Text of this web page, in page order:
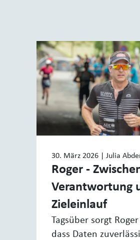
30. März 2026 | Julia
Roger -
Verantwortung
Zieleinlauf
Tagsüber sorgt
dass Daten